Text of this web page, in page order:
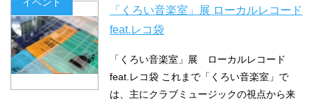
イベント
「くろい音楽室」展 ローカルレコード
feat.レコ袋
「くろい音楽室」展 ローカルレコード
feat.レコ袋 これまで「くろい音楽室」で
は、主にクラブミュージックの視点から来